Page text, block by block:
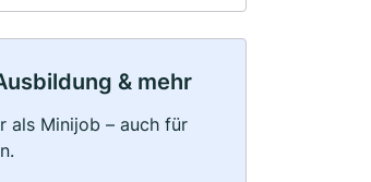
& mehr
als Minijob – auch für